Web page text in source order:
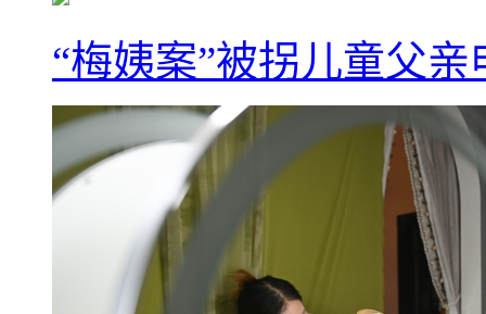
“梅姨案”被拐儿童父